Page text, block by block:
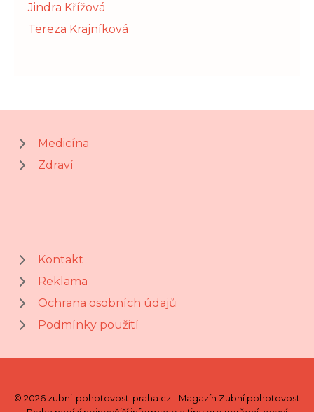
Jindra Křížová
Tereza Krajníková
Medicína
Zdraví
Kontakt
Reklama
Ochrana osobních údajů
Podmínky použití
© 2026 zubni-pohotovost-praha.cz - Magazín Zubní pohotovost